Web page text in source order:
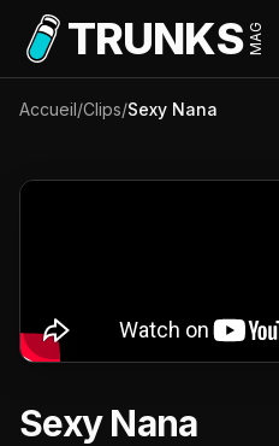
Aller au contenu principal
TRUNKSMAG
Accueil/Clips/Sexy Nana
Sexy Nana